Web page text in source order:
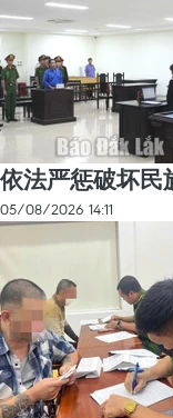
依法严惩破坏民
05/08/2026 14:11